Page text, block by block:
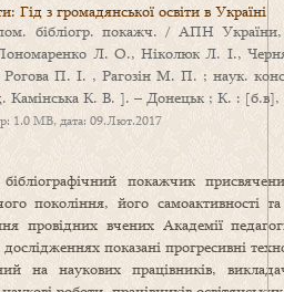
Гід з громадянської освіти в Україні
бібліогр. покажч. / АПН
Л. О., Ніколюк Л. І.,
П. І. , Рагозін М. П. ; наук.
К. В. ]. – Донецьк ; К. : [б.в],
1.0 MB, дата: 09.Лют.2017
покажчик
покоління, його самоактивності
провідних вчених Академії
показані прогресивні
на наукових працівників,